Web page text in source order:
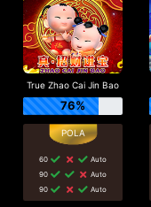
True Zhao Cai Jin Bao
76%
60
Auto
90
Auto
90
Auto